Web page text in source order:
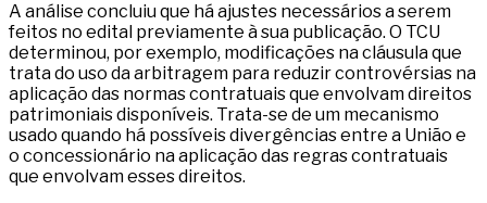
A análise concluiu que há ajustes necessários a serem
feitos no edital previamente à sua publicação. O TCU
determinou, por exemplo, modificações na cláusula que
trata do uso da arbitragem para reduzir controvérsias na
aplicação das normas contratuais que envolvam direitos
patrimoniais disponíveis. Trata-se de um mecanismo
usado quando há possíveis divergências entre a União e
o concessionário na aplicação das regras contratuais
que envolvam esses direitos.